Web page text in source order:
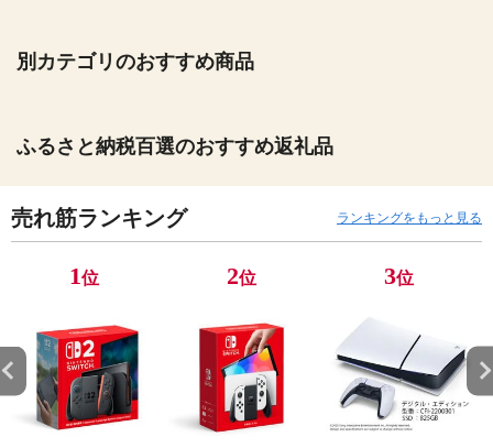
別カテゴリのおすすめ商品
ふるさと納税百選のおすすめ返礼品
売れ筋ランキング ランキングをもっと見る
1位 2位 3位